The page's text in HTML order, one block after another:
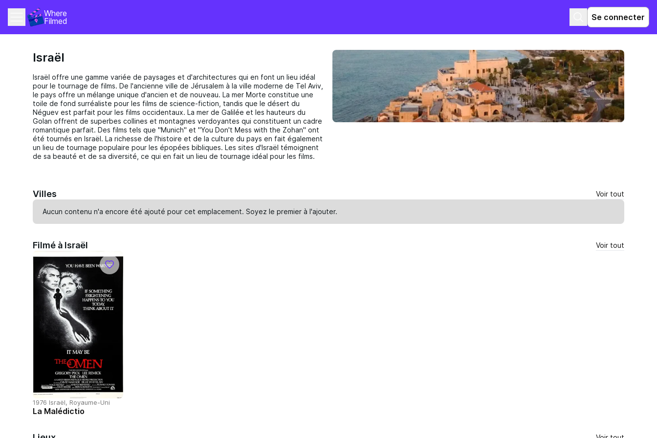
Where
Filmed
Se connecter
Israël
Israël offre une gamme variée de paysages et d'architectures qui en font un lieu idéal
pour le tournage de films. De l'ancienne ville de Jérusalem à la ville moderne de Tel Aviv,
le pays offre un mélange unique d'ancien et de nouveau. La mer Morte constitue une
toile de fond surréaliste pour les films de science-fiction, tandis que le désert du
Néguev est parfait pour les films occidentaux. La mer de Galilée et les hauteurs du
Golan offrent de superbes collines et montagnes verdoyantes qui constituent un cadre
romantique parfait. Des films tels que "Munich" et "You Don't Mess with the Zohan" ont
été tournés en Israël. La richesse de l'histoire et de la culture du pays en fait également
un lieu de tournage populaire pour les épopées bibliques. Les sites d'Israël témoignent
de sa beauté et de sa diversité, ce qui en fait un lieu de tournage idéal pour les films.
Villes Voir tout
Aucun contenu n'a encore été ajouté pour cet emplacement. Soyez le premier àl'ajouter.
Filmé à Israël Voir tout
1976 Israël, Royaume-Uni
La Malédictio